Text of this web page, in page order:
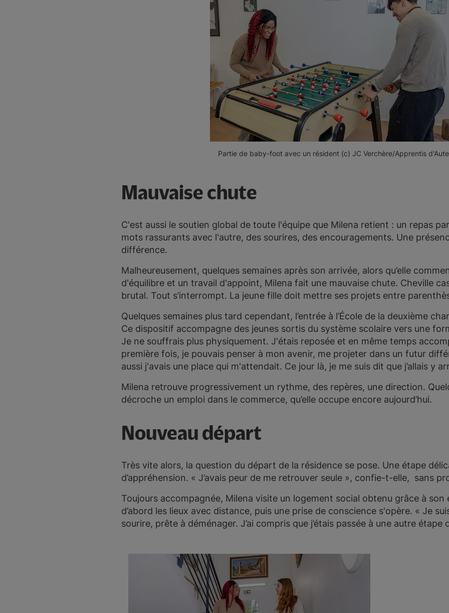
Partie de baby-foot avec un résident (c) JC Verchère/Apprentis
Mauvaise chute
C'est aussi le soutien global de toute l'équipe que Milena retient : un repas
mots rassurants avec l'autre, des sourires, des encouragements. Une
différence.
Malheureusement, quelques semaines après son arrivée, alors qu’elle
d'équilibre et un travail d'appoint, Milena fait une mauvaise chute. Cheville
brutal. Tout s’interrompt. La jeune fille doit mettre ses projets entre
Quelques semaines plus tard cependant, l’entrée à l’École de la deuxième
Ce dispositif accompagne des jeunes sortis du système scolaire vers une
Je ne souffrais plus physiquement. J'étais reposée et en même temps
première fois, je pouvais penser à mon avenir, me projeter dans un futur
aussi j'avais une place qui m'attendait. Ce jour là, je me suis dit que j’allais y
Milena retrouve progressivement un rythme, des repères, une direction.
décroche un emploi dans le commerce, qu’elle occupe encore aujourd’hui.
Nouveau départ
Très vite alors, la question du départ de la résidence se pose. Une étape
d’appréhension. « J’avais peur de me retrouver seule », confie-t-elle, sans
Toujours accompagnée, Milena visite un logement social obtenu grâce à son
d’abord les lieux avec distance, puis une prise de conscience s'opère. « Je
sourire, prête à déménager. J’ai compris que j’étais passée à une autre étape